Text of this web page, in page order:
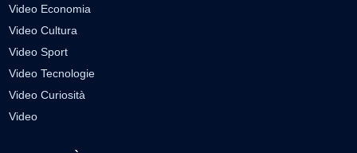
Video Economia
Video Cultura
Video Sport
Video Tecnologie
Video Curiosità
Video